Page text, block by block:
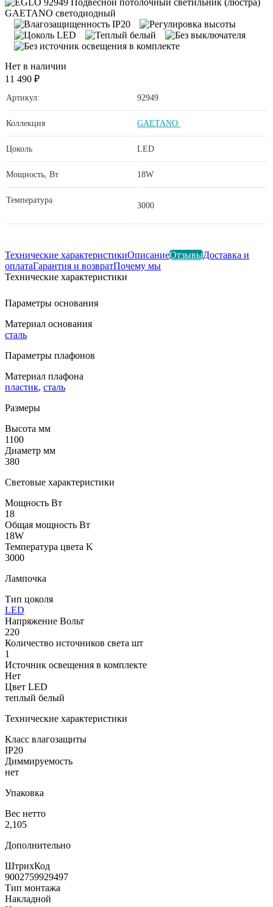
Нет в наличии
11 490 ₽
Артикул: 92949
Коллекция GAETANO
Цоколь LED
Мощность, Вт 18W
Температура
3000
Технические характеристикиОписаниеОтзывыДоставка и
оплатаГарантия и возвратПочему мы
Технические характеристики
Параметры основания
Материал основания
сталь
Параметры плафонов
Материал плафона
пластик, сталь
Размеры
Высота мм
1100
Диаметр мм
380
Световые характеристики
Мощность Вт
18
Общая мощность Вт
18W
Температура цвета K
3000
Лампочка
Тип цоколя
LED
Напряжение Вольт
220
Количество источников света шт
1
Источник освещения в комплекте
Нет
Цвет LED
теплый белый
Технические характеристики
Класс влагозащиты
IP20
Диммируемость
нет
Упаковка
Вес нетто
2,105
Дополнительно
ШтрихКод
9002759929497
Тип монтажа
Накладной